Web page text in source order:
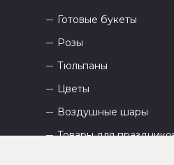
Готовые букеты
Розы
Тюльпаны
Цветы
Воздушные шары
Товары для